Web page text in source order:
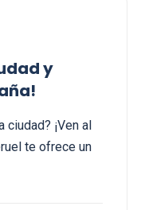
y
¡Ven al
te ofrece un